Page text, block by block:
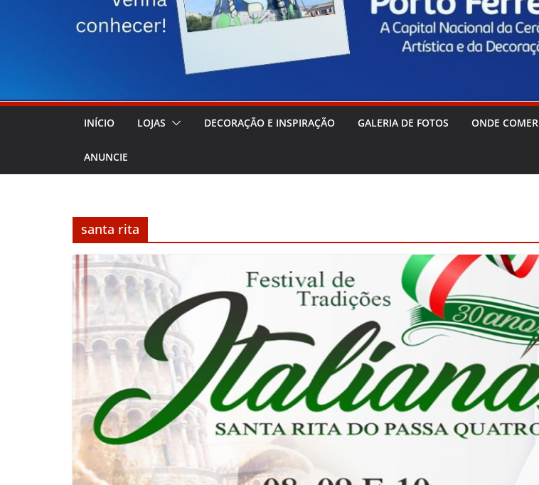
INÍCIO LOJAS DECORAÇÃO E INSPIRAÇÃO GALERIA DE FOTOS ONDE COMER
ANUNCIE
santa rita